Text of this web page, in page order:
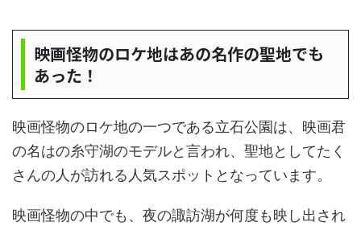
映画怪物のロケ地はあの名作の聖地でも
あった！
映画怪物のロケ地の一つである立石公園は、映画君
の名はの糸守湖のモデルと言われ、聖地としてたく
さんの人が訪れる人気スポットとなっています。
映画怪物の中でも、夜の諏訪湖が何度も映し出され